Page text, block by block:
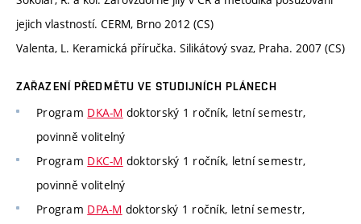
jejich vlastností. CERM, Brno 2012 (CS)
Valenta, L. Keramická příručka. Silikátový svaz, Praha. 2007 (CS)
ZAŘAZENÍ PŘEDMĚTU VE STUDIJNÍCH PLÁNECH
Program DKA-M doktorský 1 ročník, letní semestr,
povinně volitelný
Program DKC-M doktorský 1 ročník, letní semestr,
povinně volitelný
Program DPA-M doktorský 1 ročník, letní semestr,